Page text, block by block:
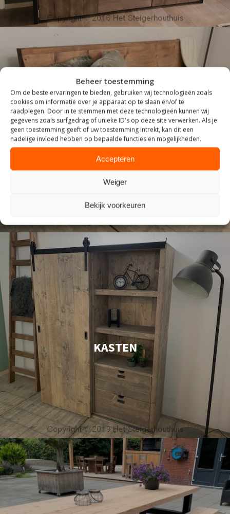
Beheer toestemming
Om de beste ervaringen te bieden, gebruiken wij technologieën zoals
cookies om informatie over je apparaat op te slaan en/of te
raadplegen. Door in te stemmen met deze technologieën kunnen wij
gegevens zoals surfgedrag of unieke ID's op deze site verwerken. Als je
geen toestemming geeft of uw toestemming intrekt, kan dit een
nadelige invloed hebben op bepaalde functies en mogelijkheden.
Accepteren
Weiger
Bekijk voorkeuren
ZITTEN
KASTEN